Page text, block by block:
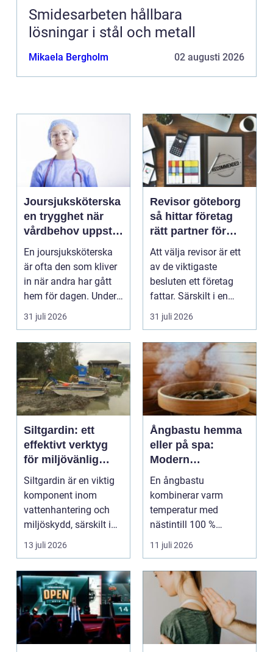
Smidesarbeten hållbara
lösningar i stål och metall
Mikaela Bergholm 02 augusti 2026
Joursjuksköterska
en trygghet när
vårdbehov uppstår
dygnet runt
En joursjuksköterska
är ofta den som kliver
in när andra har gått
hem för dagen. Under
sena kvällar,...
31 juli 2026
Revisor göteborg
så hittar företag
rätt partner för
trygg tillväxt
Att välja revisor är ett
av de viktigaste
besluten ett företag
fattar. Särskilt i en
företagsintensi...
31 juli 2026
Siltgardin: ett
effektivt verktyg
för miljövänlig
vattenhantering
Siltgardin är en viktig
komponent inom
vattenhantering och
miljöskydd, särskilt i
verksamheter som i...
13 juli 2026
Ångbastu hemma
eller på spa:
Modern
återhämtning med
uråldrig logik
En ångbastu
kombinerar varm
temperatur med
nästintill 100 %
luftfuktighet för att
sk...
11 juli 2026